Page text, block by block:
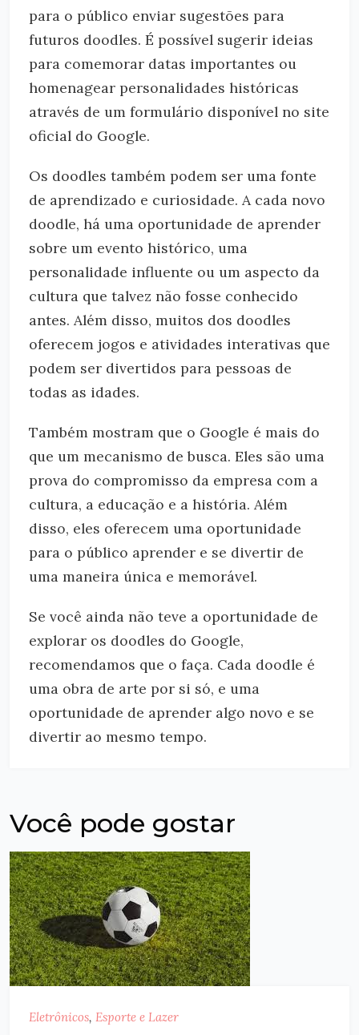
para o público enviar sugestões para
futuros doodles. É possível sugerir ideias
para comemorar datas importantes ou
homenagear personalidades históricas
através de um formulário disponível no site
oficial do Google.
Os doodles também podem ser uma fonte
de aprendizado e curiosidade. A cada novo
doodle, há uma oportunidade de aprender
sobre um evento histórico, uma
personalidade influente ou um aspecto da
cultura que talvez não fosse conhecido
antes. Além disso, muitos dos doodles
oferecem jogos e atividades interativas que
podem ser divertidos para pessoas de
todas as idades.
Também mostram que o Google é mais do
que um mecanismo de busca. Eles são uma
prova do compromisso da empresa com a
cultura, a educação e a história. Além
disso, eles oferecem uma oportunidade
para o público aprender e se divertir de
uma maneira única e memorável.
Se você ainda não teve a oportunidade de
explorar os doodles do Google,
recomendamos que o faça. Cada doodle é
uma obra de arte por si só, e uma
oportunidade de aprender algo novo e se
divertir ao mesmo tempo.
Você pode gostar
Eletrônicos, Esporte e Lazer